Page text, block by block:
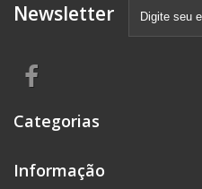
Newsletter
Categorias
Informação